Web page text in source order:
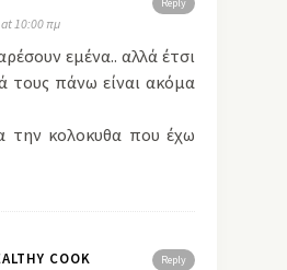
10:00 πμ
εμένα.. αλλά έτσι
τους πάνω είναι ακόμα
την κολοκυθα που έχω
Reply
COOK